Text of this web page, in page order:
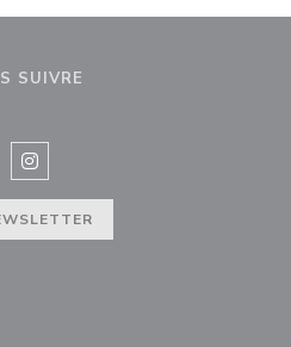
SUIVRE
((ouvre une nouvelle
Instagram ((ouvre une nouvelle